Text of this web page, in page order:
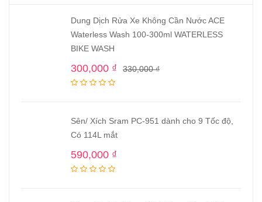
Dung Dịch Rửa Xe Không Cần Nước ACE
Waterless Wash 100-300ml WATERLESS
BIKE WASH
330,000₫
300,000 ₫
Sên/ Xích Sram PC-951 dành cho 9 Tốc độ,
Có 114L mắt
590,000 ₫